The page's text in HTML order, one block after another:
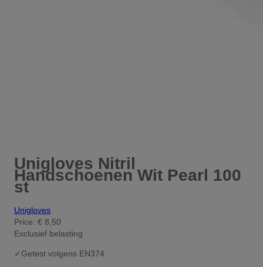
Unigloves Nitril
Handschoenen Wit Pearl 100
st
Unigloves
Price: € 8,50
Exclusief belasting
✓ Getest volgens EN374.